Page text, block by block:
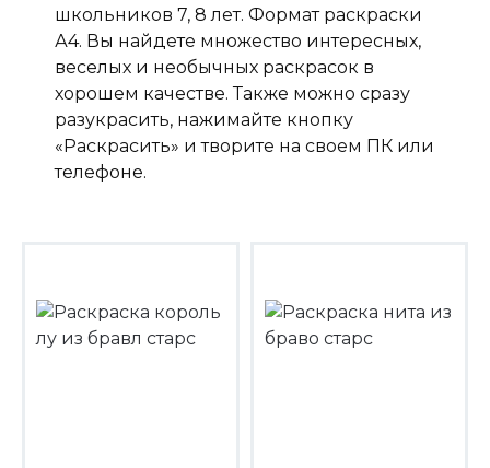
школьников 7, 8 лет. Формат раскраски
А4. Вы найдете множество интересных,
веселых и необычных раскрасок в
хорошем качестве. Также можно сразу
разукрасить, нажимайте кнопку
«Раскрасить» и творите на своем ПК или
телефоне.